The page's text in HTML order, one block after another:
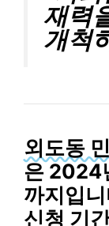
재력
개척
외도동
은 2024
까지입
신청 기